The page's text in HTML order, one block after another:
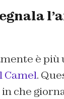
è più
Camel.
che